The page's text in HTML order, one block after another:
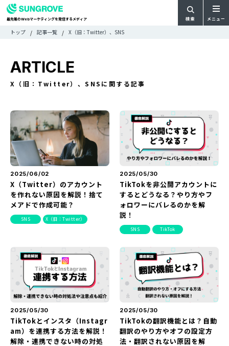
最先端のWebマーケティングを発信するメディア 検索 メニュー
ュ
ー
CATEGORY
カテゴリで探す
TAG
ライターで探す
FEATURE
特集
MOVIE
動画
DOCUMENT
お役立ち資料
お問い合わせ
広告掲載に関するお問い合わせ
利用規約
広告掲載に関する規約
特定商取引法に基づく表記
プライバシーポリシー
運営会社
検
検
トップ 記事一覧 X（旧：Twitter）、SNS
ARTICLE
X（旧：Twitter）、SNSに関する記事
2025/06/02
X（Twitter）のアカウント
を作れない原因を解説！捨て
メアドで作成可能？
SNS X（旧：Twitter）
2025/05/30
TikTokを非公開アカウントに
するとどうなる？やり方やフ
ォロワーにバレるのかを解
説！
SNS TikTok
2025/05/30
TikTokとインスタ（Instagr
am）を連携する方法を解説！
解除・連携できない時の対処
2025/05/30
TikTokの翻訳機能とは？自動
翻訳のやり方やオフの設定方
法・翻訳されない原因を解